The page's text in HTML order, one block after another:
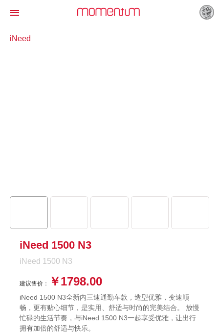

iNeed
iNeed 1500 N3
iNeed 1500 N3
建议售价： ￥1798.00
iNeed 1500 N3全新内三速通勤车款，造型优雅，变速顺
畅，更有贴心细节，是实用、舒适与时尚的完美结合。 放慢
忙碌的生活节奏，与iNeed 1500 N3一起享受优雅，让出行
拥有加倍的舒适与快乐。